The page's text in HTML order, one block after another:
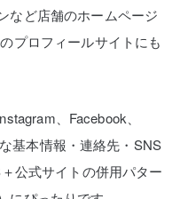
など店舗のホームページ
プロフィールサイトにも
、Facebook、
基本情報・連絡先・SNS
公式サイトの併用パター